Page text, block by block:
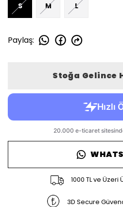
S M L
Paylaş:
Stoğa Gelince
1000 TL ve
3D Secure